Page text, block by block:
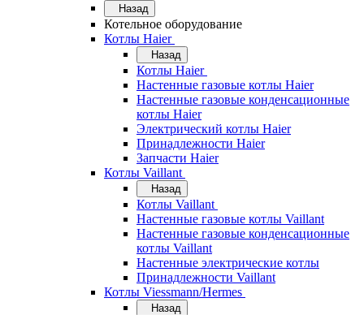
Назад
Котельное оборудование
Котлы Haier
Назад
Котлы Haier
Настенные газовые котлы Haier
Настенные газовые конденсационные
котлы Haier
Электрический котлы Haier
Принадлежности Haier
Запчасти Haier
Котлы Vaillant
Назад
Котлы Vaillant
Настенные газовые котлы Vaillant
Настенные газовые конденсационные
котлы Vaillant
Настенные электрические котлы
Принадлежности Vaillant
Котлы Viessmann/Hermes
Назад